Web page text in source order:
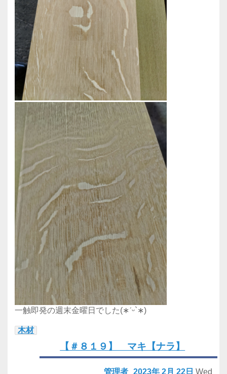
一触即発の週末金曜日でした(∗ˊᵕ`∗)
木材
【＃８１９】 マキ【ナラ】
2023年 2月 22日 Wed
管理者